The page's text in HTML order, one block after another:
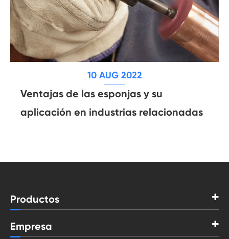
10 AUG 2022
Ventajas de las esponjas y su
aplicación en industrias relacionadas
Productos
Empresa